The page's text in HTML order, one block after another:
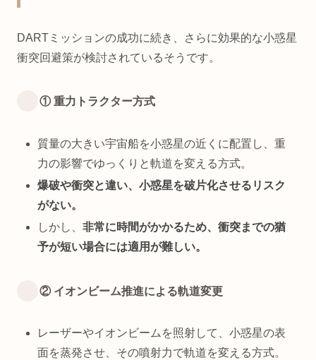
DARTミッションの成功に続き、さらに効果的な小惑星
衝突回避策が検討されているそうです。
① 重力トラクター方式
質量の大きい宇宙船を小惑星の近くに配置し、重
力の影響でゆっくりと軌道を変える方式。
爆破や衝突と違い、小惑星を破片化させるリスク
がない。
しかし、非常に時間がかかるため、衝突までの猶
予が短い場合には適用が難しい。
② イオンビーム推進による軌道変更
レーザーやイオンビームを照射して、小惑星の表
面を蒸発させ、その噴射力で軌道を変える方式。